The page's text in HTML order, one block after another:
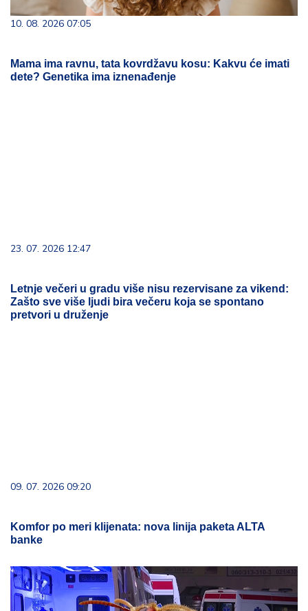
10. 08. 2026 07:05
Mama ima ravnu, tata kovrdžavu kosu: Kakvu će imati
dete? Genetika ima iznenađenje
23. 07. 2026 12:47
Letnje večeri u gradu više nisu rezervisane za vikend:
Zašto sve više ljudi bira večeru koja se spontano
pretvori u druženje
09. 07. 2026 09:20
Komfor po meri klijenata: nova linija paketa ALTA
banke